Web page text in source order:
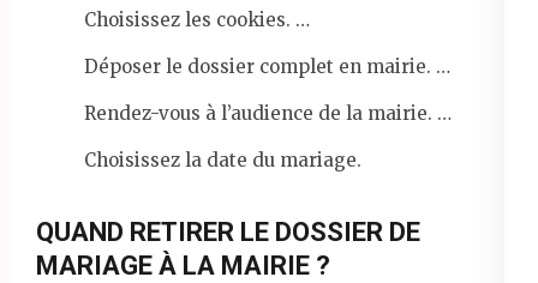
Choisissez les cookies. …
Déposer le dossier complet en mairie. …
Rendez-vous à l’audience de la mairie. …
Choisissez la date du mariage.
QUAND RETIRER LE DOSSIER DE
MARIAGE À LA MAIRIE ?